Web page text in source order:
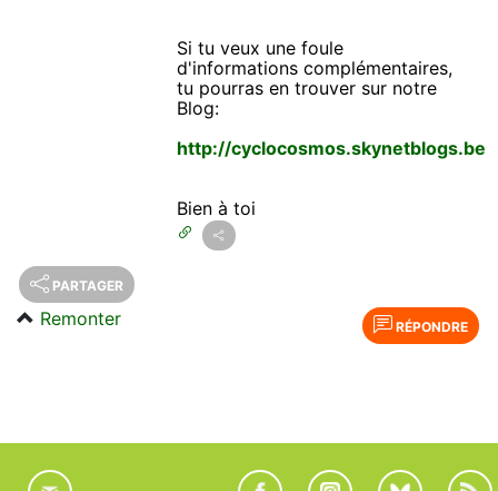
Si tu veux une foule
d'informations complémentaires,
tu pourras en trouver sur notre
Blog:
http://cyclocosmos.skynetblogs.be
Bien à toi
PARTAGER
RÉPONDRE
Remonter